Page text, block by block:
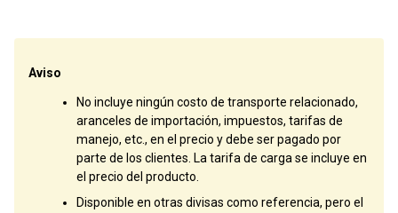
Aviso
No incluye ningún costo de transporte relacionado,
aranceles de importación, impuestos, tarifas de
manejo, etc., en el precio y debe ser pagado por
parte de los clientes. La tarifa de carga se incluye en
el precio del producto.
Disponible en otras divisas como referencia, pero el